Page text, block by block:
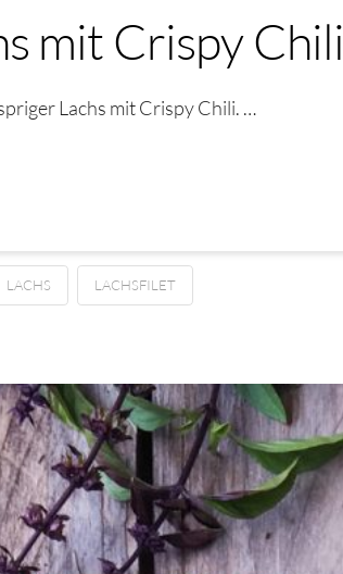
mit Crispy Chili
Lachs mit Crispy Chili. …
LACHS LACHSFILET